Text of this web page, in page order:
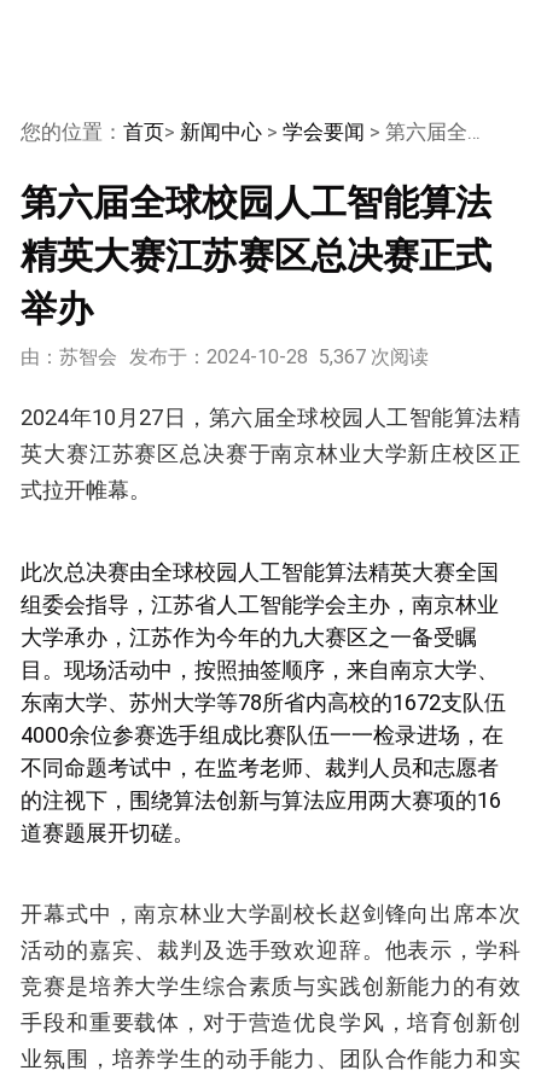
您的位置：首页> 新闻中心 >学会要闻 > 第六届全球校园人工智能算法精英大赛江苏赛区总决赛正式举办
第六届全球校园人工智能算法
精英大赛江苏赛区总决赛正式
举办
由：苏智会 发布于：2024-10-28 5,367 次阅读
2024年10月27日，第六届全球校园人工智能算法精
英大赛江苏赛区总决赛于南京林业大学新庄校区正
式拉开帷幕。
此次总决赛由全球校园人工智能算法精英大赛全国
组委会指导，江苏省人工智能学会主办，南京林业
大学承办，江苏作为今年的九大赛区之一备受瞩
目。现场活动中，按照抽签顺序，来自南京大学、
东南大学、苏州大学等78所省内高校的1672支队伍
4000余位参赛选手组成比赛队伍一一检录进场，在
不同命题考试中，在监考老师、裁判人员和志愿者
的注视下，围绕算法创新与算法应用两大赛项的16
道赛题展开切磋。
开幕式中，南京林业大学副校长赵剑锋向出席本次
活动的嘉宾、裁判及选手致欢迎辞。他表示，学科
竞赛是培养大学生综合素质与实践创新能力的有效
手段和重要载体，对于营造优良学风，培育创新创
业氛围，培养学生的动手能力、团队合作能力和实